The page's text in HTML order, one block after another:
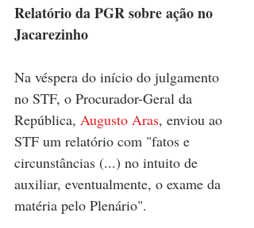
Relatório da PGR sobre ação no
Jacarezinho
Na véspera do início do julgamento
no STF, o Procurador-Geral da
República, Augusto Aras, enviou ao
STF um relatório com "fatos e
circunstâncias (...) no intuito de
auxiliar, eventualmente, o exame da
matéria pelo Plenário".